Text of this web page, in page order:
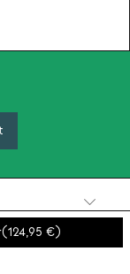
(124,95 )